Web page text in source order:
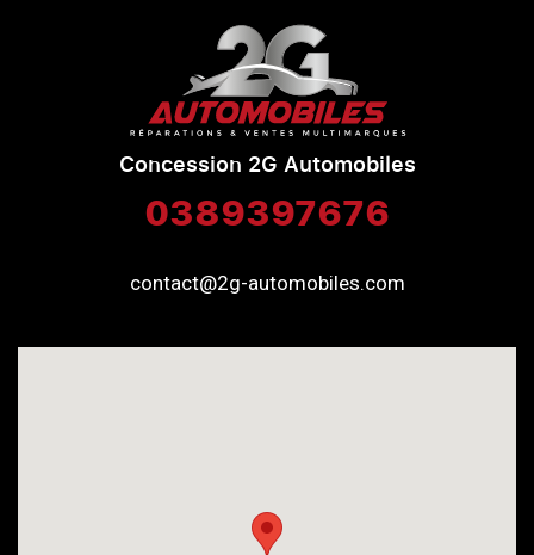
Concession 2G Automobiles
0389397676
contact@2g-automobiles.com